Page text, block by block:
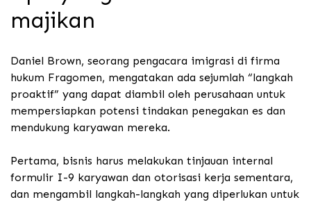
majikan
Daniel Brown, seorang pengacara imigrasi di firma
hukum Fragomen, mengatakan ada sejumlah “langkah
proaktif” yang dapat diambil oleh perusahaan untuk
mempersiapkan potensi tindakan penegakan es dan
mendukung karyawan mereka.
Pertama, bisnis harus melakukan tinjauan internal
formulir I-9 karyawan dan otorisasi kerja sementara,
dan mengambil langkah-langkah yang diperlukan untuk